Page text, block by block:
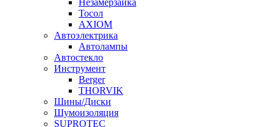
Тосол
AXIOM
Автоэлектрика
Автолампы
Автостекло
Инструмент
Berger
THORVIK
Шины/Диски
Шумоизоляция
SUPROTEC